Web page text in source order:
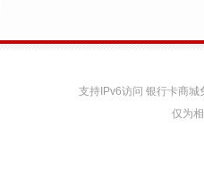
支持IPv6访问 银行卡商
仅为